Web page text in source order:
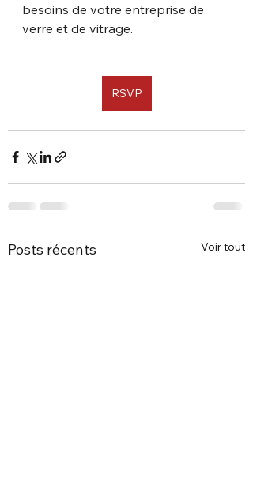
besoins de votre entreprise de
verre et de vitrage.
RSVP
Posts récents Voir tout